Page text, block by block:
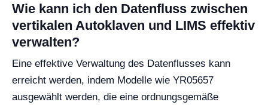
Wie kann ich den Datenfluss zwischen
vertikalen Autoklaven und LIMS effektiv
verwalten?
Eine effektive Verwaltung des Datenflusses kann
erreicht werden, indem Modelle wie YR05657
ausgewählt werden, die eine ordnungsgemäße